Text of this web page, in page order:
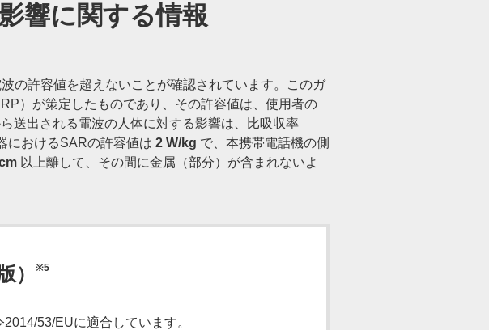
響に関する情報
の許容値を超えないことが確認されています。このガ
）が策定したものであり、その許容値は、使用者の
送出される電波の人体に対する影響は、比吸収率
におけるSARの許容値は 2 W/kg で、本携帯電話機の側
以上離して、その間に金属（部分）が含まれないよ
） ※5
53/EUに適合しています。